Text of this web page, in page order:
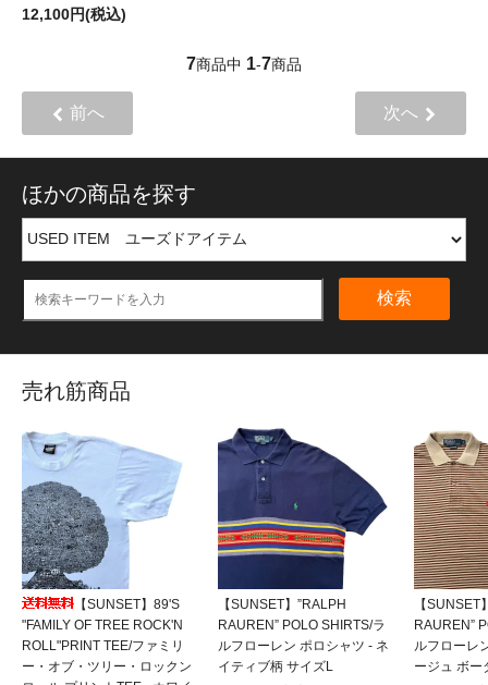
12,100円(税込)
7商品中 1-7商品
前へ 次へ
ほかの商品を探す
検索
売れ筋商品
【SUNSET】89'S
"FAMILY OF TREE ROCK'N
ROLL"PRINT TEE/ファミリ
ー・オブ・ツリー・ロックン
【SUNSET】”RALPH
RAUREN” POLO SHIRTS/ラ
ルフローレン ポロシャツ - ネ
イティブ柄 サイズL
【SUNSET
RAUREN”
ルフローレ
ージュ ボー